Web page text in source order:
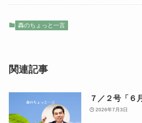
轟のちょっと一言
関連記事
７／２号「６
2026年7月3日